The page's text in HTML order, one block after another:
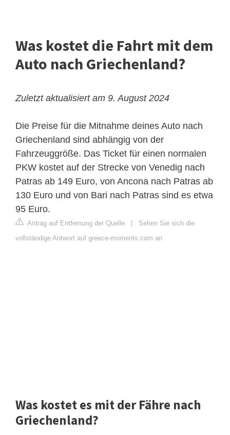
Was kostet die Fahrt mit dem
Auto nach Griechenland?
Zuletzt aktualisiert am 9. August 2024
Die Preise für die Mitnahme deines Auto nach
Griechenland sind abhängig von der
Fahrzeuggröße. Das Ticket für einen normalen
PKW kostet auf der Strecke von Venedig nach
Patras ab 149 Euro, von Ancona nach Patras ab
130 Euro und von Bari nach Patras sind es etwa
95 Euro.
Antrag auf Entfernung der Quelle
Sehen Sie sich die
vollständige Antwort auf greece-moments.com an
Was kostet es mit der Fähre nach
Griechenland?